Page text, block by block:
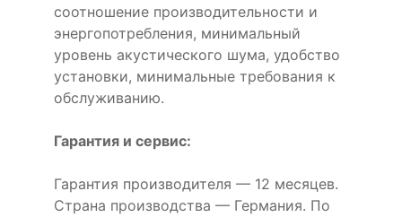
соотношение производительности и
энергопотребления, минимальный
уровень акустического шума, удобство
установки, минимальные требования к
обслуживанию.
Гарантия и сервис:
Гарантия производителя — 12 месяцев.
Страна производства — Германия. По